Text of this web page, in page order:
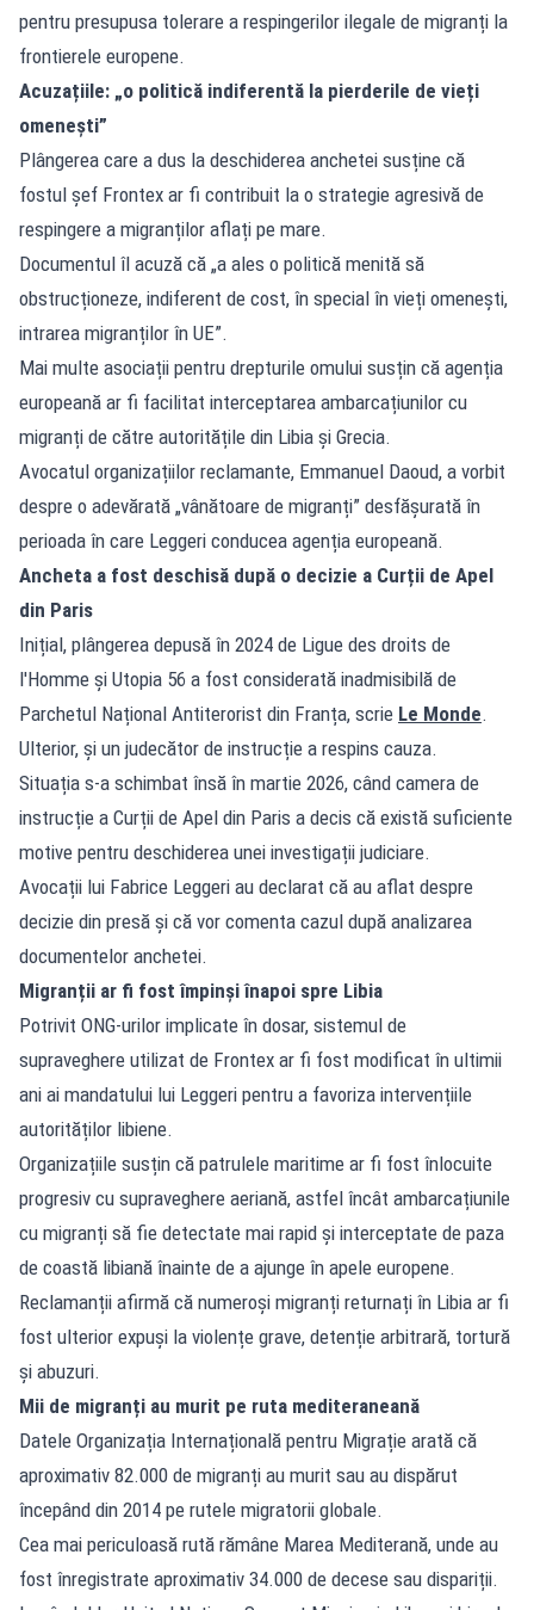
pentru presupusa tolerare a respingerilor ilegale de migranți la
frontierele europene.
Acuzațiile: „o politică indiferentă la pierderile de vieți
omenești”
Plângerea care a dus la deschiderea anchetei susține că
fostul șef Frontex ar fi contribuit la o strategie agresivă de
respingere a migranților aflați pe mare.
Documentul îl acuză că „a ales o politică menită să
obstrucționeze, indiferent de cost, în special în vieți omenești,
intrarea migranților în UE”.
Mai multe asociații pentru drepturile omului susțin că agenția
europeană ar fi facilitat interceptarea ambarcațiunilor cu
migranți de către autoritățile din Libia și Grecia.
Avocatul organizațiilor reclamante, Emmanuel Daoud, a vorbit
despre o adevărată „vânătoare de migranți” desfășurată în
perioada în care Leggeri conducea agenția europeană.
Ancheta a fost deschisă după o decizie a Curții de Apel
din Paris
Inițial, plângerea depusă în 2024 de Ligue des droits de
l'Homme și Utopia 56 a fost considerată inadmisibilă de
Parchetul Național Antiterorist din Franța, scrie Le Monde.
Ulterior, și un judecător de instrucție a respins cauza.
Situația s-a schimbat însă în martie 2026, când camera de
instrucție a Curții de Apel din Paris a decis că există suficiente
motive pentru deschiderea unei investigații judiciare.
Avocații lui Fabrice Leggeri au declarat că au aflat despre
decizie din presă și că vor comenta cazul după analizarea
documentelor anchetei.
Migranții ar fi fost împinși înapoi spre Libia
Potrivit ONG-urilor implicate în dosar, sistemul de
supraveghere utilizat de Frontex ar fi fost modificat în ultimii
ani ai mandatului lui Leggeri pentru a favoriza intervențiile
autorităților libiene.
Organizațiile susțin că patrulele maritime ar fi fost înlocuite
progresiv cu supraveghere aeriană, astfel încât ambarcațiunile
cu migranți să fie detectate mai rapid și interceptate de paza
de coastă libiană înainte de a ajunge în apele europene.
Reclamanții afirmă că numeroși migranți returnați în Libia ar fi
fost ulterior expuși la violențe grave, detenție arbitrară, tortură
și abuzuri.
Mii de migranți au murit pe ruta mediteraneană
Datele Organizația Internațională pentru Migrație arată că
aproximativ 82.000 de migranți au murit sau au dispărut
începând din 2014 pe rutele migratorii globale.
Cea mai periculoasă rută rămâne Marea Mediterană, unde au
fost înregistrate aproximativ 34.000 de decese sau dispariții.